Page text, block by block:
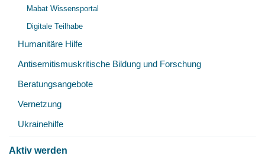
Mabat Wissensportal
Digitale Teilhabe
Humanitäre Hilfe
Antisemitismuskritische Bildung und Forschung
Beratungsangebote
Vernetzung
Ukrainehilfe
Aktiv werden